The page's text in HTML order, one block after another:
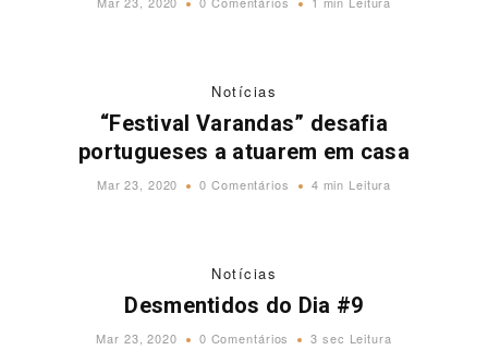
Notícias
“Festival Varandas” desafia
portugueses a atuarem em casa
Mar 23, 2020 0 Comentários 4 min Leitura
Notícias
Desmentidos do Dia #9
Mar 23, 2020 0 Comentários 3 sec Leitura